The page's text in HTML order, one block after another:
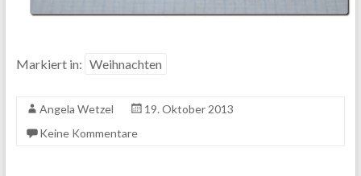
Markiert in: Weihnachten
Angela Wetzel
19. Oktober 2013
Keine Kommentare